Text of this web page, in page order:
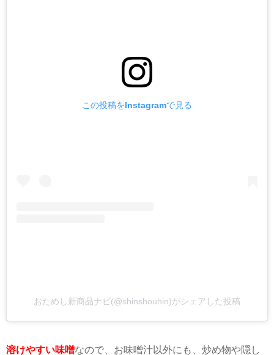
この投稿をInstagramで見る
おためし新商品ナビ(@shinshouhin)がシェアした投稿
溶けやすい味噌なので、お味噌汁以外にも、炒め物や隠し